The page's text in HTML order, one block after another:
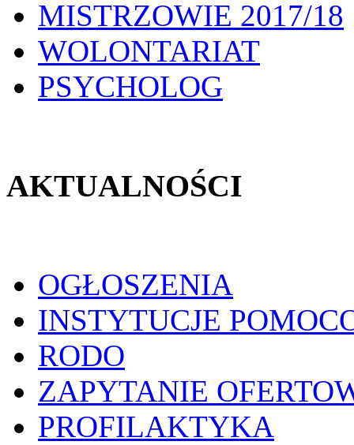
MISTRZOWIE 2017/18
WOLONTARIAT
PSYCHOLOG
AKTUALNOŚCI
OGŁOSZENIA
INSTYTUCJE
RODO
ZAPYTANIE
PROFILAKTYKA